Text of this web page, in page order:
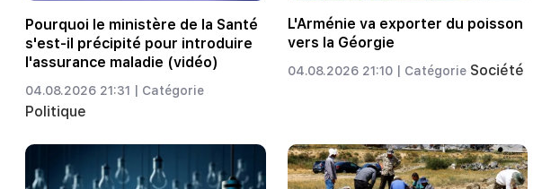
Pourquoi le ministère de la Santé
s'est-il précipité pour introduire
l'assurance maladie (vidéo)
04.08.2026 21:31 | Catégorie
Politique
L'Arménie va exporter du poisson
vers la Géorgie
04.08.2026 21:10 | Catégorie Société